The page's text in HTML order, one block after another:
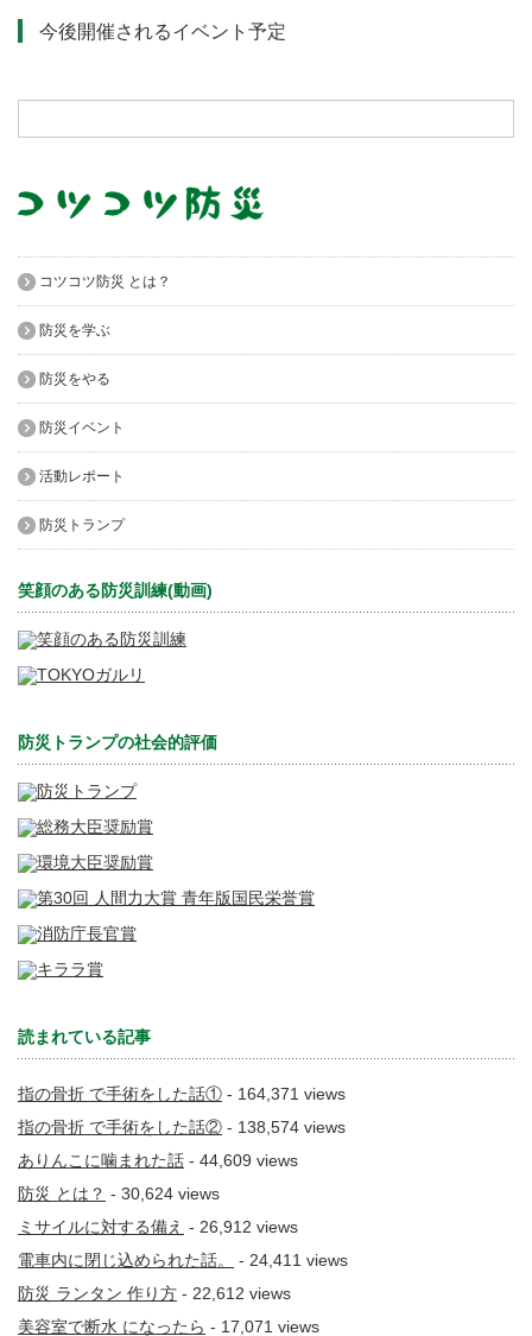
今後開催されるイベント予定
コツコツ防災 とは？
防災を学ぶ
防災をやる
防災イベント
活動レポート
防災トランプ
笑顔のある防災訓練(動画)
防災トランプの社会的評価
読まれている記事
指の骨折 で手術をした話① - 164,371 views
指の骨折 で手術をした話② - 138,574 views
ありんこに噛まれた話 - 44,609 views
防災 とは？ - 30,624 views
ミサイルに対する備え - 26,912 views
電車内に閉じ込められた話。
- 24,411 views
防災 ランタン 作り方 - 22,612 views
美容室で断水 になったら - 17,071 views